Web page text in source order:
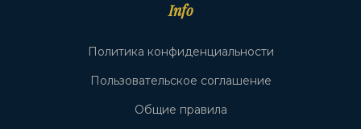
Info
Политика конфиденциальности
Пользовательское соглашение
Общие правила